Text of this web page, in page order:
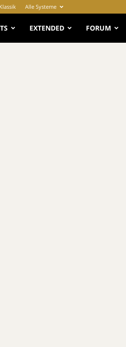
Klassik Alle Systeme
EXTENDED FORUM